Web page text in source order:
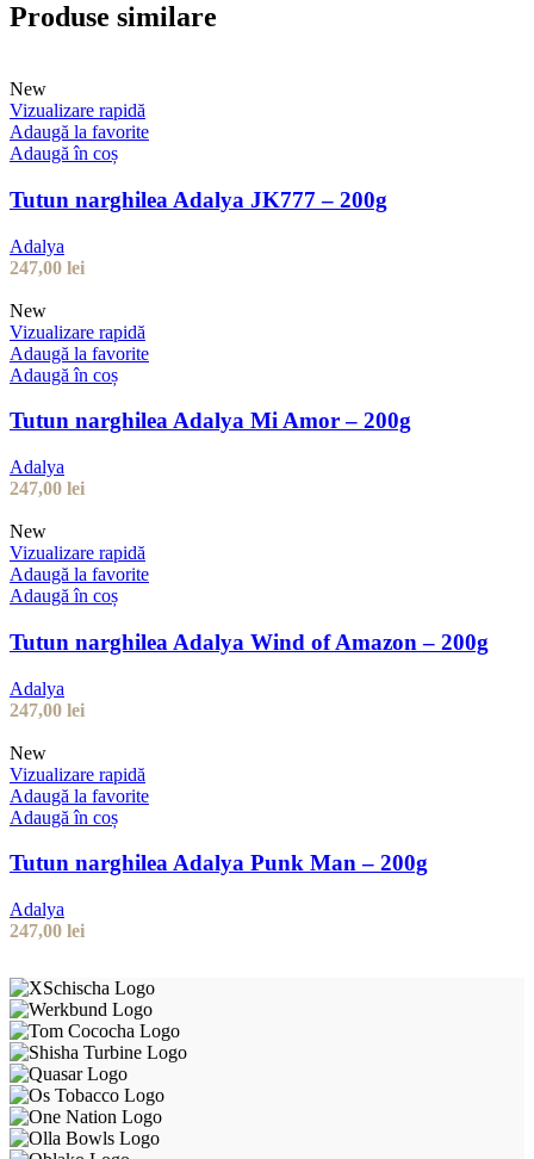
Produse similare
New
Vizualizare rapidă
Adaugă la favorite
Adaugă în coș
Tutun narghilea Adalya JK777 – 200g
Adalya
247,00 lei
New
Vizualizare rapidă
Adaugă la favorite
Adaugă în coș
Tutun narghilea Adalya Mi Amor – 200g
Adalya
247,00 lei
New
Vizualizare rapidă
Adaugă la favorite
Adaugă în coș
Tutun narghilea Adalya Wind of Amazon – 200g
Adalya
247,00 lei
New
Vizualizare rapidă
Adaugă la favorite
Adaugă în coș
Tutun narghilea Adalya Punk Man – 200g
Adalya
247,00 lei